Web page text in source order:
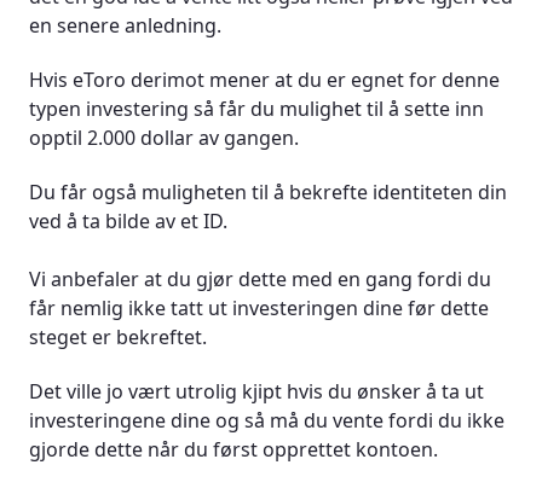
en senere anledning.
Hvis eToro derimot mener at du er egnet for denne
typen investering så får du mulighet til å sette inn
opptil 2.000 dollar av gangen.
Du får også muligheten til å bekrefte identiteten din
ved å ta bilde av et ID.
Vi anbefaler at du gjør dette med en gang fordi du
får nemlig ikke tatt ut investeringen dine før dette
steget er bekreftet.
Det ville jo vært utrolig kjipt hvis du ønsker å ta ut
investeringene dine og så må du vente fordi du ikke
gjorde dette når du først opprettet kontoen.